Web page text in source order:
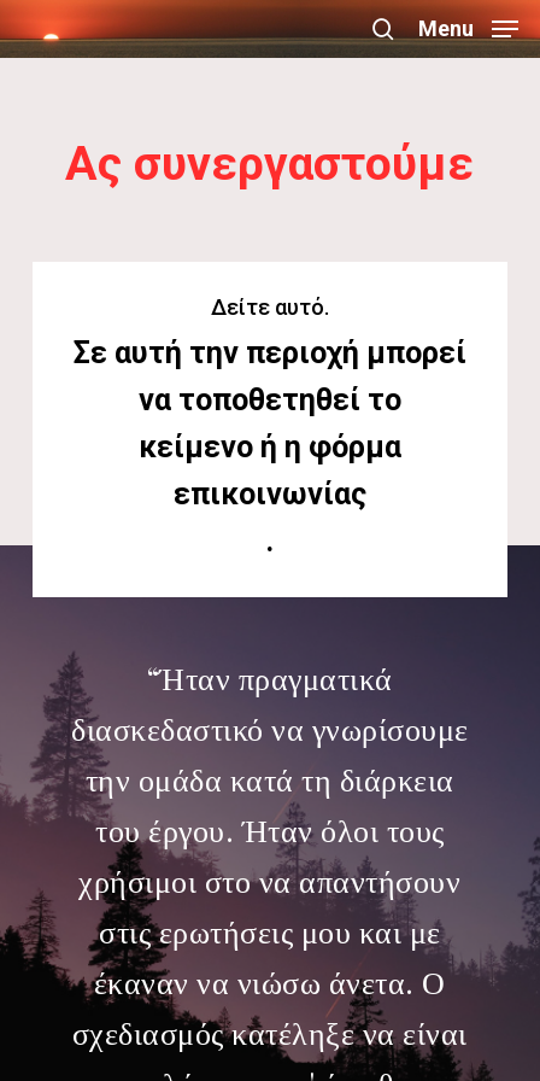
to
search
Menu
Ας συνεργαστούμε
Δείτε αυτό.
Σε αυτή την περιοχή μπορεί
να τοποθετηθεί το
κείμενο ή η φόρμα
επικοινωνίας
.
“Ήταν πραγματικά
διασκεδαστικό να γνωρίσουμε
την ομάδα κατά τη διάρκεια
του έργου. Ήταν όλοι τους
χρήσιμοι στο να απαντήσουν
στις ερωτήσεις μου και με
έκαναν να νιώσω άνετα. Ο
σχεδιασμός κατέληξε να είναι